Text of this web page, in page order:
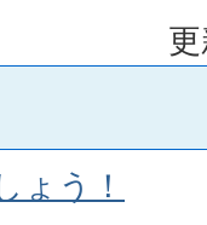
ょう！